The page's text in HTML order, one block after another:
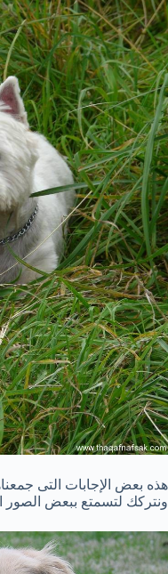
هذه بعض الإجابات التى
ونتركك لتسمتع ببعض الصور